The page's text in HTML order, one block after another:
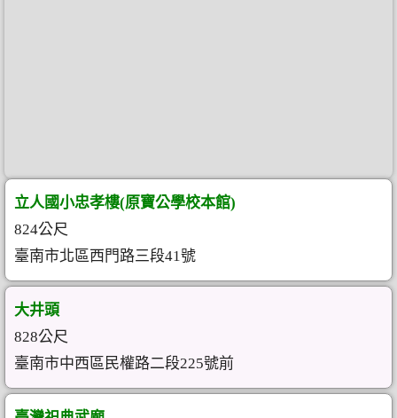
立人國小忠孝樓(原寶公學校本館)
824公尺
臺南市北區西門路三段41號
大井頭
828公尺
臺南市中西區民權路二段225號前